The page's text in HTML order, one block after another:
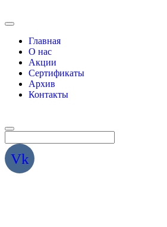
Главная
О нас
Акции
Сертификаты
Архив
Контакты
Vk